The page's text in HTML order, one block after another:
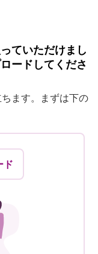
ていただけまし
ードしてくださ
ます。まずは下の
ド